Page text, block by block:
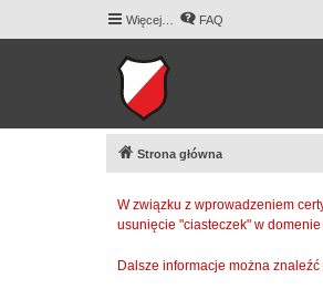
Więcej… FAQ
Strona główna
W związku z wprowadzeniem
usunięcie "ciasteczek" w
Dalsze informacje można znaleźć